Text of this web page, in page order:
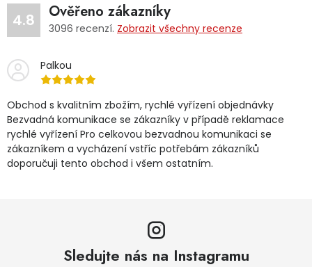
4.8 Ověřeno zákazníky
3096 recenzí. Zobrazit všechny recenze
Palkou
Obchod s kvalitním zbožím, rychlé vyřízení objednávky
Bezvadná komunikace se zákazníky v případě reklamace
rychlé vyřízení Pro celkovou bezvadnou komunikaci se
zákazníkem a vycházení vstříc potřebám zákazníků
doporučuji tento obchod i všem ostatním.
Sledujte nás na Instagramu